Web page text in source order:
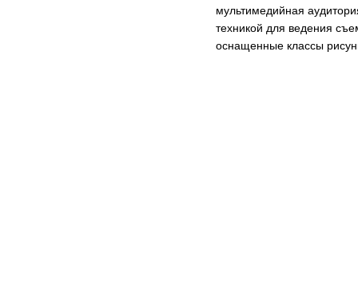
мультимедийная
техникой для ведения
оснащенные классы